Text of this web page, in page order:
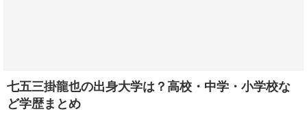
七五三掛龍也の出身大学は？高校・中学・小学校な
ど学歴まとめ